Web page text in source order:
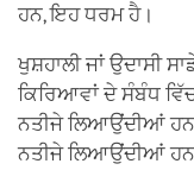
ਹਨ, ਇਹ ਧਰਮ ਹੈ।
ਖੁਸ਼ਹਾਲੀ ਜਾਂ ਉਦਾਸੀ
ਕਿਰਿਆਵਾਂ ਦੇ ਸੰਬੰਧ
ਨਤੀਜੇ ਲਿਆਉਂਦੀਆਂ
ਨਤੀਜੇ ਲਿਆਉਂਦੀਆਂ